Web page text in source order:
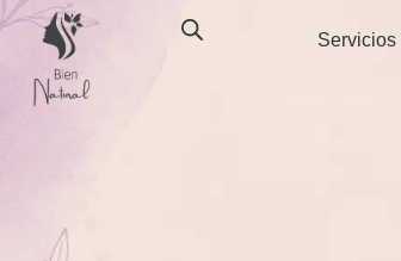
Ir
contenido
Servicios